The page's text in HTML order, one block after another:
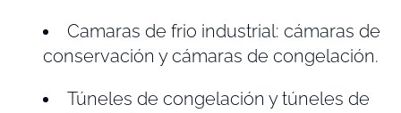
Camaras de frio industrial: cámaras de
conservación y cámaras de congelación.
Túneles de congelación y túneles de